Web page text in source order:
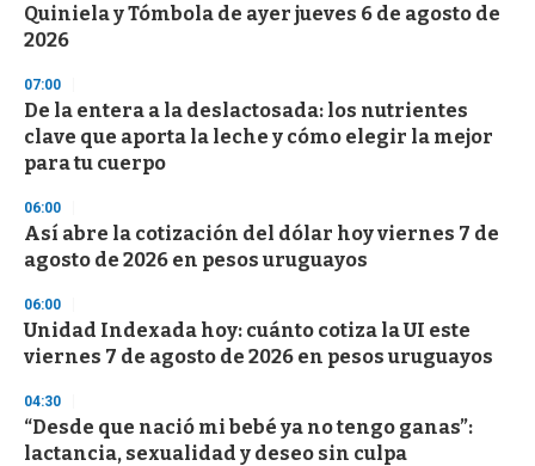
Quiniela y Tómbola de ayer jueves 6 de agosto de
2026
07:00
De la entera a la deslactosada: los nutrientes
clave que aporta la leche y cómo elegir la mejor
para tu cuerpo
06:00
Así abre la cotización del dólar hoy viernes 7 de
agosto de 2026 en pesos uruguayos
06:00
Unidad Indexada hoy: cuánto cotiza la UI este
viernes 7 de agosto de 2026 en pesos uruguayos
04:30
“Desde que nació mi bebé ya no tengo ganas”:
lactancia, sexualidad y deseo sin culpa